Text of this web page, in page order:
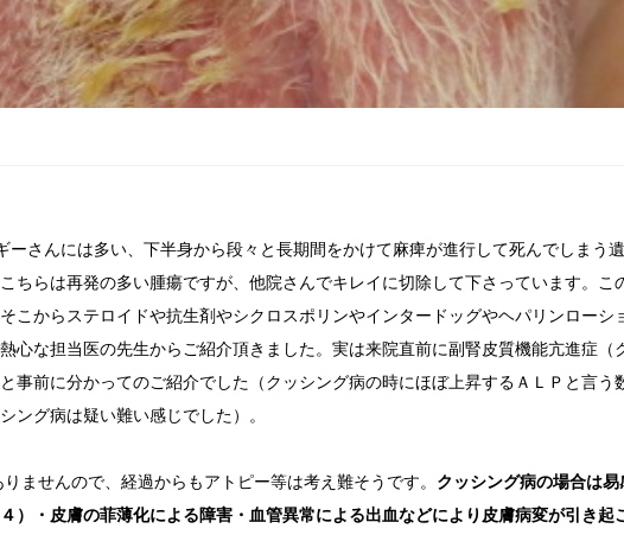
さんには多い、下半身から段々と長期間をかけて麻痺が進行して死んでしまう
ちらは再発の多い腫瘍ですが、他院さんでキレイに切除して下さっています。こ
こからステロイドや抗生剤やシクロスポリンやインタードッグやヘパリンローシ
心な担当医の先生からご紹介頂きました。実は来院直前に副腎皮質機能亢進症（
事前に分かってのご紹介でした（クッシング病の時にほぼ上昇するＡＬＰと言う
ング病は疑い難い感じでした）。
ませんので、経過からもアトピー等は考え難そうです。 クッシング病の場合は
・皮膚の菲薄化による障害・血管異常による出血などにより皮膚病変が引き起